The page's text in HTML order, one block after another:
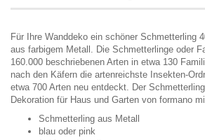
Für Ihre Wanddeko ein schöner Schmetterling
aus farbigem Metall. Die Schmetterlinge oder
160.000 beschriebenen Arten in etwa 130
nach den Käfern die artenreichste Insekten-
etwa 700 Arten neu entdeckt. Der
Dekoration für Haus und Garten von formano
Schmetterling aus Metall
blau oder pink